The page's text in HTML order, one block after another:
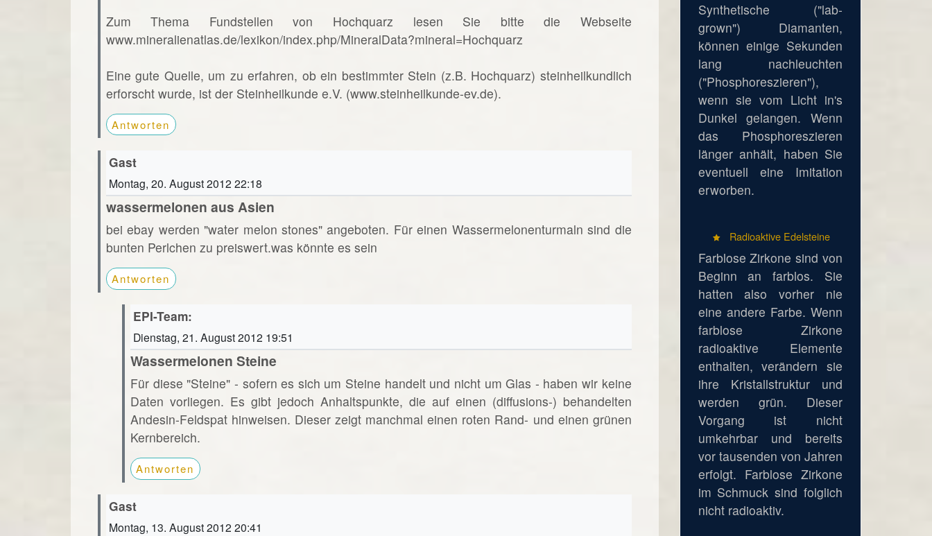
Zum Thema Fundstellen von Hochquarz lesen Sie bitte die Webseite
www.mineralienatlas.de/lexikon/index.php/MineralData?mineral=Hochquarz
Eine gute Quelle, um zu erfahren, ob ein bestimmter Stein (z.B. Hochquarz) steinheilkundlich
erforscht wurde, ist der Steinheilkunde e.V. (www.steinheilkunde-ev.de).
Antworten
Gast
Montag, 20. August 2012 22:18
wassermelonen aus Asien
bei ebay werden "water melon stones" angeboten. Für einen Wassermelonenturmaln sind die
bunten Perlchen zu preiswert.was könnte es sein
Antworten
EPI-Team:
Dienstag, 21. August 2012 19:51
Wassermelonen Steine
Für diese "Steine" - sofern es sich um Steine handelt und nicht um Glas - haben wir keine
Daten vorliegen. Es gibt jedoch Anhaltspunkte, die auf einen (diffusions-) behandelten
Andesin-Feldspat hinweisen. Dieser zeigt manchmal einen roten Rand- und einen grünen
Kernbereich.
Antworten
Gast
Montag, 13. August 2012 20:41
Synthetische ("lab-
grown") Diamanten,
können einige Sekunden
lang nachleuchten
("Phosphoreszieren"),
wenn sie vom Licht in's
Dunkel gelangen. Wenn
das Phosphoreszieren
länger anhält, haben Sie
eventuell eine Imitation
erworben.
Radioaktive Edelsteine
Farblose Zirkone sind von
Beginn an farblos. Sie
hatten also vorher nie
eine andere Farbe. Wenn
farblose Zirkone
radioaktive Elemente
enthalten, verändern sie
ihre Kristallstruktur und
werden grün. Dieser
Vorgang ist nicht
umkehrbar und bereits
vor tausenden von Jahren
erfolgt. Farblose Zirkone
im Schmuck sind folglich
nicht radioaktiv.